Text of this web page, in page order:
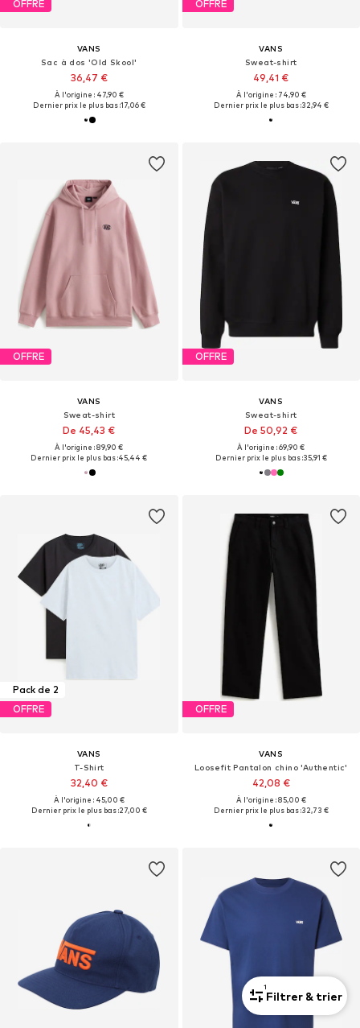
OFFRE
VANS
Sac à dos 'Old Skool'
36,47 €
À l'origine : 47,90 €
Dernier prix le plus bas :17,06 €
OFFRE
VANS
Sweat-shirt
49,41 €
À l'origine : 74,90 €
Dernier prix le plus bas :32,94 €
OFFRE
VANS
Sweat-shirt
De 45,43 €
À l'origine : 89,90 €
Dernier prix le plus bas :45,44 €
OFFRE
VANS
Sweat-shirt
De 50,92 €
À l'origine : 69,90 €
Dernier prix le plus bas :35,91 €
Pack de 2
OFFRE
VANS
T-Shirt
32,40 €
À l'origine : 45,00 €
Dernier prix le plus bas :27,00 €
OFFRE
VANS
Loosefit Pantalon chino 'Authentic'
42,08 €
À l'origine : 85,00 €
Dernier prix le plus bas :32,73 €
1
Filtrer & trier